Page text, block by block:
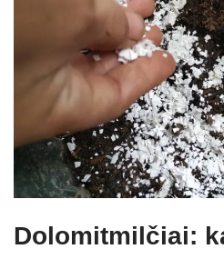
Dolomitmilčiai: